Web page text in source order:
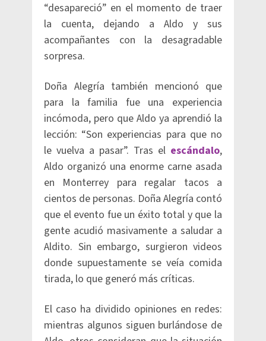
“desapareció” en el momento de traer
la cuenta, dejando a Aldo y sus
acompañantes con la desagradable
sorpresa.
Doña Alegría también mencionó que
para la familia fue una experiencia
incómoda, pero que Aldo ya aprendió la
lección: “Son experiencias para que no
le vuelva a pasar”. Tras el escándalo,
Aldo organizó una enorme carne asada
en Monterrey para regalar tacos a
cientos de personas. Doña Alegría contó
que el evento fue un éxito total y que la
gente acudió masivamente a saludar a
Aldito. Sin embargo, surgieron videos
donde supuestamente se veía comida
tirada, lo que generó más críticas.
El caso ha dividido opiniones en redes:
mientras algunos siguen burlándose de